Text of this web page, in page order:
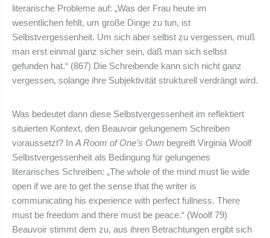
literarische Probleme auf: „Was der Frau heute im
wesentlichen fehlt, um große Dinge zu tun, ist
Selbstvergessenheit. Um sich aber selbst zu vergessen, muß
man erst einmal ganz sicher sein, daß man sich selbst
gefunden hat.“ (867) Die Schreibende kann sich nicht ganz
vergessen, solange ihre Subjektivität strukturell verdrängt wird.
Was bedeutet dann diese Selbstvergessenheit im reflektiert
situierten Kontext, den Beauvoir gelungenem Schreiben
voraussetzt? In A Room of One’s Ownbegreift Virginia Woolf
Selbstvergessenheit als Bedingung für gelungenes
literarisches Schreiben: „The whole of the mind must lie wide
open if we are to get the sense that the writer is
communicating his experience with perfect fullness. There
must be freedom and there must be peace.“ (Woolf 79)
Beauvoir stimmt dem zu, aus ihren Betrachtungen ergibt sich